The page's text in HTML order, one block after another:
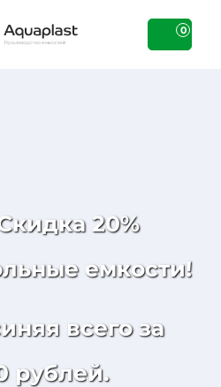
0
20%
емкости!
всего за
рублей.